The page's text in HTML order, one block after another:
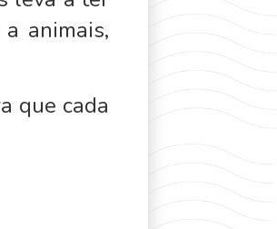
animais,
que cada